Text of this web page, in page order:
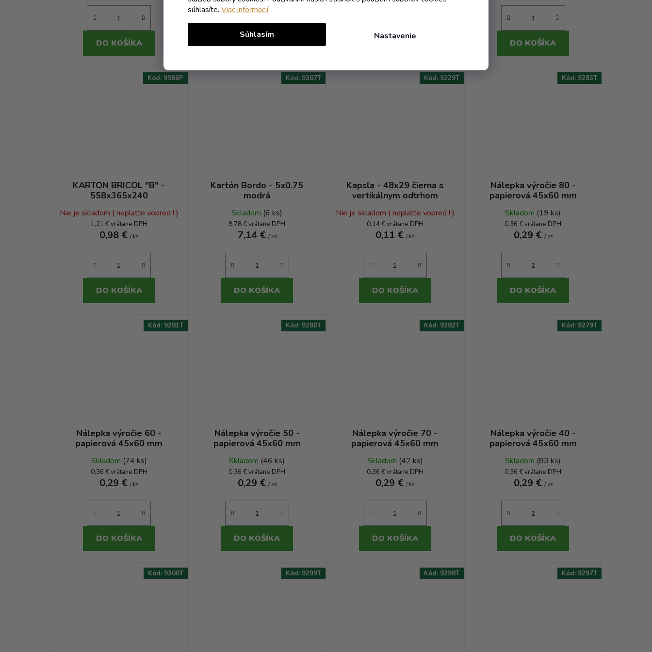
súhlasíte. Viac informacií
Nastavenie
Súhlasím
DO KOŠÍKA DO KOŠÍKA
KARTON BRICOL "B" -
558x365x240
Nie je skladom ( neplaťte vopred ! )
1,21 € vrátane DPH
0,98 €/ ks
DO KOŠÍKA
Kód: 9986P
Kartón Bordo - 5x0.75
modrá
Skladom (6 ks)
8,78 € vrátane DPH
7,14 € / ks
DO KOŠÍKA
Kód: 9307T
Kapsľa - 48x29 čierna s
vertikálnym odtrhom
Nie je skladom ( neplaťte vopred ! )
0,14 € vrátane DPH
0,11 €/ ks
DO KOŠÍKA
Kód: 9229T
Nálepka výročie 80 -
papierová 45x60 mm
Skladom (19 ks)
0,36 € vrátane DPH
0,29 € / ks
DO KOŠÍKA
Kód: 9283T
Nálepka výročie 60 -
papierová 45x60 mm
Skladom (74 ks)
0,36 € vrátane DPH
0,29 €/ ks
DO KOŠÍKA
Kód: 9281T
Nálepka výročie 50 -
papierová 45x60 mm
Skladom (46 ks)
0,36 € vrátane DPH
0,29 € / ks
DO KOŠÍKA
Kód: 9280T
Nálepka výročie 70 -
papierová 45x60 mm
Skladom (42 ks)
0,36 € vrátane DPH
0,29 €/ ks
DO KOŠÍKA
Kód: 9282T
Nálepka výročie 40 -
papierová 45x60 mm
Skladom (83 ks)
0,36 € vrátane DPH
0,29 € / ks
DO KOŠÍKA
Kód: 9279T
Kód: 9300T Kód: 9299T Kód: 9298T Kód: 9297T